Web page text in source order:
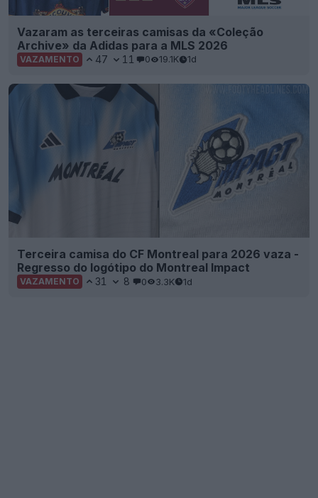
Vazaram as terceiras camisas da «Coleção
Archive» da Adidas para a MLS 2026
VAZAMENTO 47 11 0 19.1K 1d
Terceira camisa do CF Montreal para 2026 vaza -
Regresso do logótipo do Montreal Impact
VAZAMENTO 31 8 0 3.3K 1d